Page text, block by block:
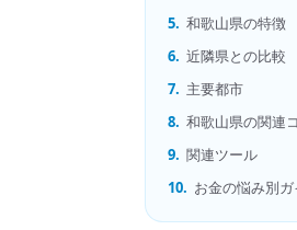
5. 和歌山県の特徴
6. 近隣県との比較
7. 主要都市
8. 和歌山県の関連
9. 関連ツール
10. お金の悩み別ガ